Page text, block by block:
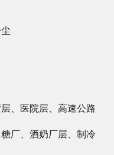
、医院层、高速公路
厂、酒奶厂层、制冷